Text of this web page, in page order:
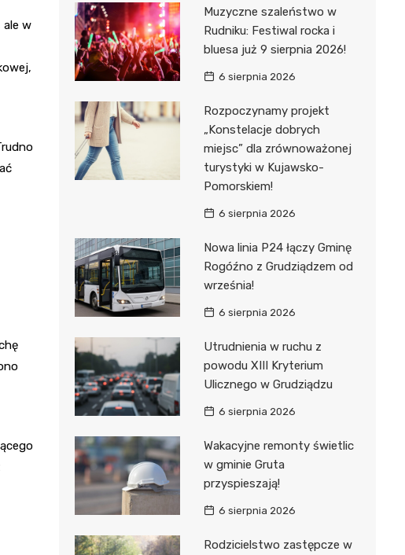
ale w
Muzyczne szaleństwo w
Rudniku: Festiwal rocka i
bluesa już 9 sierpnia 2026!
6 sierpnia 2026
Rozpoczynamy projekt
„Konstelacje dobrych
miejsc” dla zrównoważonej
turystyki w Kujawsko-
Pomorskiem!
6 sierpnia 2026
Nowa linia P24 łączy Gminę
Rogóźno z Grudziądzem od
września!
6 sierpnia 2026
Utrudnienia w ruchu z
powodu XIII Kryterium
Ulicznego w Grudziądzu
6 sierpnia 2026
Wakacyjne remonty świetlic
w gminie Gruta
przyspieszają!
6 sierpnia 2026
Rodzicielstwo zastępcze w